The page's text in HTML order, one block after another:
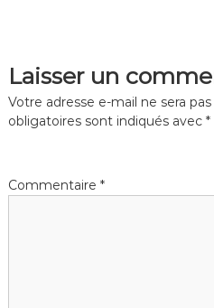
Laisser un
Votre adresse e-mail ne sera
obligatoires sont indiqués avec *
Commentaire *